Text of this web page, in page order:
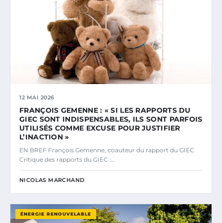
12 MAI 2026
FRANÇOIS GEMENNE : « SI LES RAPPORTS DU
GIEC SONT INDISPENSABLES, ILS SONT PARFOIS
UTILISÉS COMME EXCUSE POUR JUSTIFIER
L’INACTION »
EN BREF François Gemenne, coauteur du rapport du GIEC
Critique des rapports du GIEC :…
NICOLAS MARCHAND
ÉNERGIE RENOUVELABLE